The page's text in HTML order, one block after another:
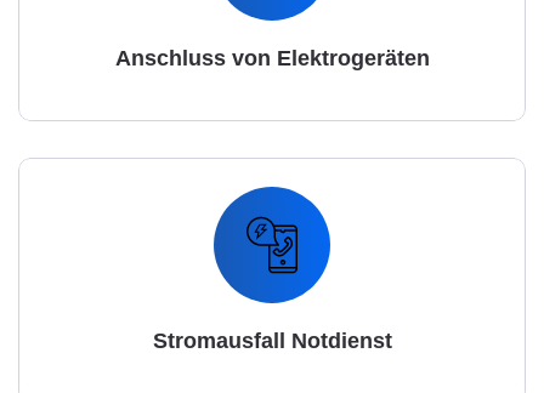
Anschluss von Elektrogeräten
Stromausfall Notdienst